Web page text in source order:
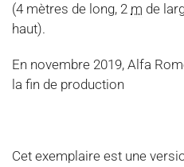
(4 mètres de long, 2 m de
haut).
En novembre 2019, Alfa
la fin de production
Cet exemplaire est une